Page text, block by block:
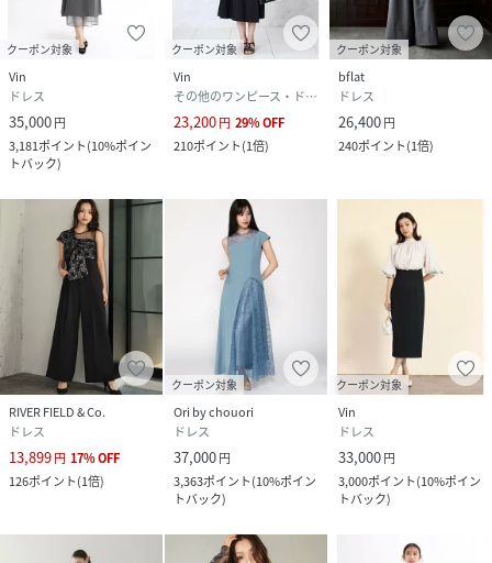
クーポン対象
Vin
ドレス
35,000円
3,181ポイント(10%ポイン
トバック)
クーポン対象
Vin
その他のワンピース・ドレス
23,200円 29%OFF
210ポイント(1倍)
クーポン対象
bflat
ドレス
26,400円
240ポイント(1倍)
RIVER FIELD & Co.
ドレス
13,899円 17%OFF
126ポイント(1倍)
クーポン対象
Ori by chouori
ドレス
37,000円
3,363ポイント(10%ポイン
トバック)
クーポン対象
Vin
ドレス
33,000円
3,000ポイント(10%ポイン
トバック)